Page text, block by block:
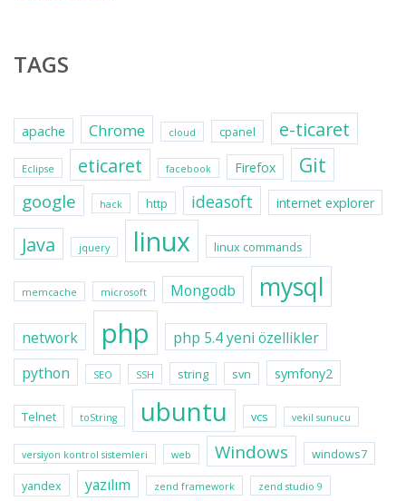
TAGS
apache Chrome cloud cpanel e-ticaret
Eclipse eticaret facebook Firefox Git
google hack http ideasoft internet explorer
Java jquery linux linux commands
memcache microsoft Mongodb mysql
network php
php 5.4 yeni özellikler
python
SEO SSH string svn symfony2
Telnet toString ubuntu vcs vekil sunucu
versiyon kontrol sistemleri web Windows
windows7
yandex
yazılım zend framework zend studio 9